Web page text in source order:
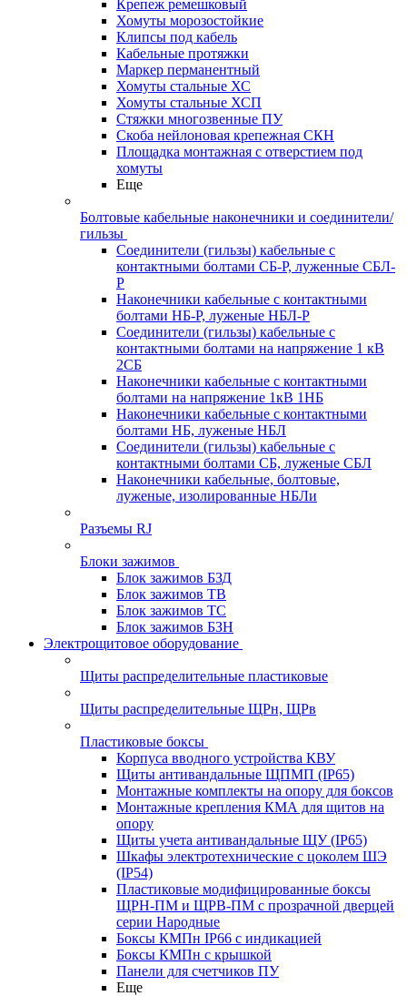
Крепеж ремешковый
Хомуты морозостойкие
Клипсы под кабель
Кабельные протяжки
Маркер перманентный
Хомуты стальные ХС
Хомуты стальные ХСП
Стяжки многозвенные ПУ
Скоба нейлоновая крепежная СКН
Площадка монтажная с отверстием под
хомуты
Еще
Болтовые кабельные наконечники и соединители/
гильзы
Соединители (гильзы) кабельные с
контактными болтами СБ-Р, луженные СБЛ-
Р
Наконечники кабельные с контактными
болтами НБ-Р, луженые НБЛ-Р
Соединители (гильзы) кабельные с
контактными болтами на напряжение 1 кВ
2СБ
Наконечники кабельные с контактными
болтами на напряжение 1кВ 1НБ
Наконечники кабельные с контактными
болтами НБ, луженые НБЛ
Соединители (гильзы) кабельные с
контактными болтами СБ, луженые СБЛ
Наконечники кабельные, болтовые,
луженые, изолированные НБЛи
Разъемы RJ
Блоки зажимов
Блок зажимов БЗД
Блок зажимов ТВ
Блок зажимов ТС
Блок зажимов БЗН
Электрощитовое оборудование
Щиты распределительные пластиковые
Щиты распределительные ЩРн, ЩРв
Пластиковые боксы
Корпуса вводного устройства КВУ
Щиты антивандальные ЩПМП (IP65)
Монтажные комплекты на опору для боксов
Монтажные крепления КМА для щитов на
опору
Щиты учета антивандальные ЩУ (IP65)
Шкафы электротехнические с цоколем ШЭ
(IP54)
Пластиковые модифицированные боксы
ЩРН-ПМ и ЩРВ-ПМ с прозрачной дверцей
серии Народные
Боксы КМПн IP66 с индикацией
Боксы КМПн с крышкой
Панели для счетчиков ПУ
Еще